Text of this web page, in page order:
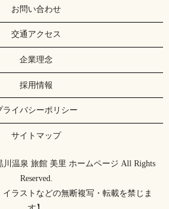
お問い合わせ
交通アクセス
企業理念
採用情報
ライバシーポリシー
サイトマップ
温泉 旅館 美里 ホームページ All Rights
Reserved.
イラストなどの無断複写・転載を禁じま